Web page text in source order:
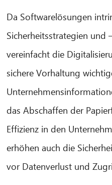
Da Softwarelösungen
Sicherheitsstrategien und
vereinfacht die
sichere Vorhaltung
das Abschaffen der
Effizienz in den
erhöhen auch die
vor Datenverlust und